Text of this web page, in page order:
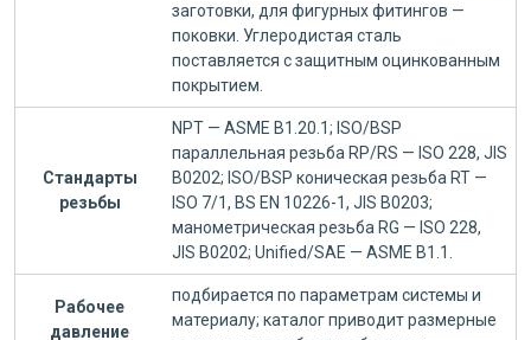
заготовки, для фигурных фитингов —
поковки. Углеродистая сталь
поставляется с защитным оцинкованным
покрытием.
Стандарты
резьбы
NPT — ASME B1.20.1; ISO/BSP
параллельная резьба RP/RS — ISO 228, JIS
B0202; ISO/BSP коническая резьба RT —
ISO 7/1, BS EN 10226-1, JIS B0203;
манометрическая резьба RG — ISO 228,
JIS B0202; Unified/SAE — ASME B1.1.
Рабочее
давление
подбирается по параметрам системы и
материалу; каталог приводит размерные